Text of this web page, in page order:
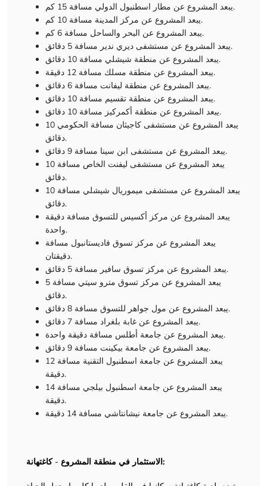
يبعد المشروع عن مطار اسطنبول الدولي مسافة 15 كم.
يبعد المشروع عن مركز المدينة مسافة 10 كم.
يبعد المشروع عن البحر والساحل مسافة 6 كم.
يبعد المشروع عن مستشفى ديري ندير مسافة 5 دقائق.
يبعد المشروع عن منطقة شيشلي مسافة 10 دقائق.
يبعد المشروع عن منطقة مسلك مسافة 12 دقيقة.
يبعد المشروع عن منطقة ليفانت مسافة 6 دقائق.
يبعد المشروع عن منطقة تقسيم مسافة 10 دقائق.
يبعد المشروع عن منطقة أكمركيز مسافة 10 دقائق.
يبعد المشروع عن مستشفى كاجيثان مسافة الحكومي 10
دقائق.
يبعد المشروع عن مستشفى ابن سينا ​​مسافة 9 دقائق.
يبعد المشروع عن مستشفى ليفنت الخاص مسافة 10
دقائق.
يبعد المشروع عن مستشفى ميموريال شيشلي مسافة 10
دقائق.
يبعد المشروع عن مركز أكسيس للتسوق مسافة دقيقة
واحدة.
يبعد المشروع عن مركز تسوق فاديستانبول مسافة
دقيقتان.
يبعد المشروع عن مركز تسوق سافير مسافة 5 دقائق.
يبعد المشروع عن مركز تسوق مترو سيتي مسافة 5
دقائق.
يبعد المشروع عن مول جواهر للتسوق مسافة 8 دقائق.
يبعد المشروع عن غابة بلغراد مسافة 7 دقائق.
يبعد المشروع عن جامعة أطلس مسافة دقيقة واحدة.
يبعد المشروع عن جامعة بيكينت مسافة 9 دقائق.
يبعد المشروع عن جامعة اسطنبول التقنية مسافة 12
دقيقة.
يبعد المشروع عن جامعة اسطنبول بيلجي مسافة 14
دقيقة.
يبعد المشروع عن جامعة نيشانتاشي مسافة 14 دقيقة.
الاستثمار في منطقة المشروع - كاغتهانة: